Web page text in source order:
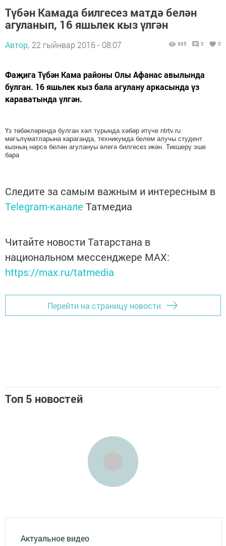
Түбән Камада билгесез матдә белән
агуланып, 16 яшьлек кыз үлгән
Автор, 22 гыйнвар 2016 - 08:07 985 0 0
Фаҗига Түбән Кама районы Олы Афанас авылында
булган. 16 яшьлек кыз бала агулану аркасында үз
караватында үлгән.
Үз төбәкләрендә булган хәл турында хәбәр итүче ntrtv.ru
мәгълүматларына караганда, техникумда белем алучы студент
кызның нәрсә белән агулануы әлегә билгесез икән. Тикшерү эше
бара
Следите за самым важным и интересным в
Telegram-канале Татмедиа
Читайте новости Татарстана в
национальном мессенджере MАХ:
https://max.ru/tatmedia
Перейти на страницу новости
Топ 5 новостей
Актуальное видео